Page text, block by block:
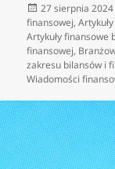
Data
publikacji
27 sierpnia 2024
finansowej,
Artykuły finansowe
finansowej,
zakresu bilansów i
Wiadomości